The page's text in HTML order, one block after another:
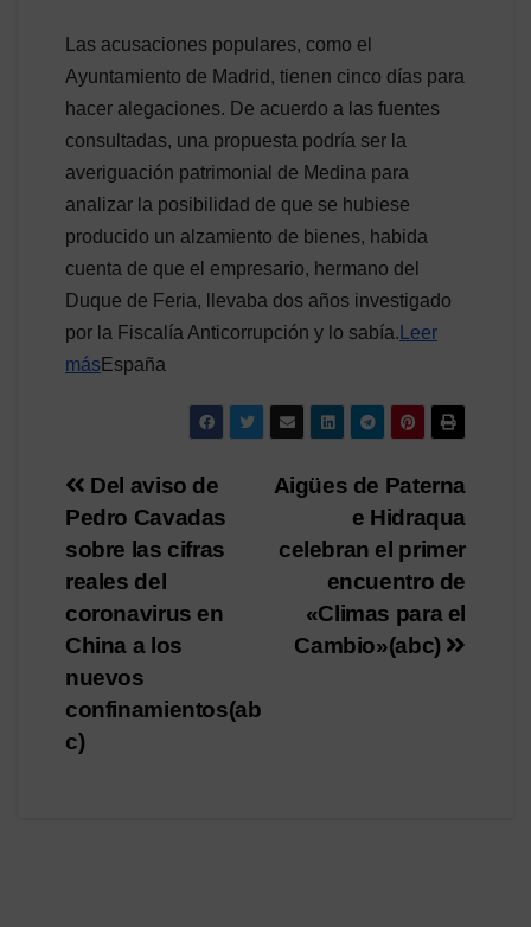
Las acusaciones populares, como el
Ayuntamiento de Madrid, tienen cinco días para
hacer alegaciones. De acuerdo a las fuentes
consultadas, una propuesta podría ser la
averiguación patrimonial de Medina para
analizar la posibilidad de que se hubiese
producido un alzamiento de bienes, habida
cuenta de que el empresario, hermano del
Duque de Feria, llevaba dos años investigado
por la Fiscalía Anticorrupción y lo sabía. Leer
másEspaña
Navegación
de
entradas
Aigües de Paterna
e Hidraqua
celebran el primer
encuentro de
«Climas para el
Cambio»(abc)
Del aviso de
Pedro Cavadas
sobre las cifras
reales del
coronavirus en
China a los
nuevos
confinamientos(ab
c)